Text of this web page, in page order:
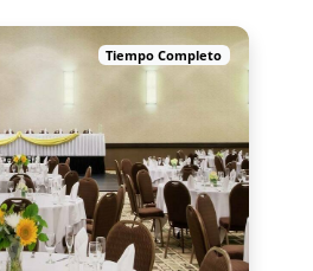
Tiempo Completo